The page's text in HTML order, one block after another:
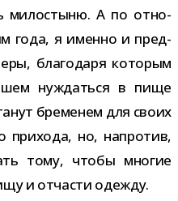
мило­стыню. А по отно­
года, я именно и пред­
бла­го­даря кото­рым
нуж­даться в пище
бре­ме­нем для своих
при­хода, но, напро­тив,
тому, чтобы мно­гие
и отча­сти одежду.